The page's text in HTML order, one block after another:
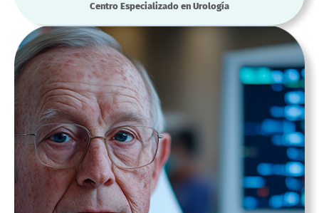
Centro Especializado en Urología